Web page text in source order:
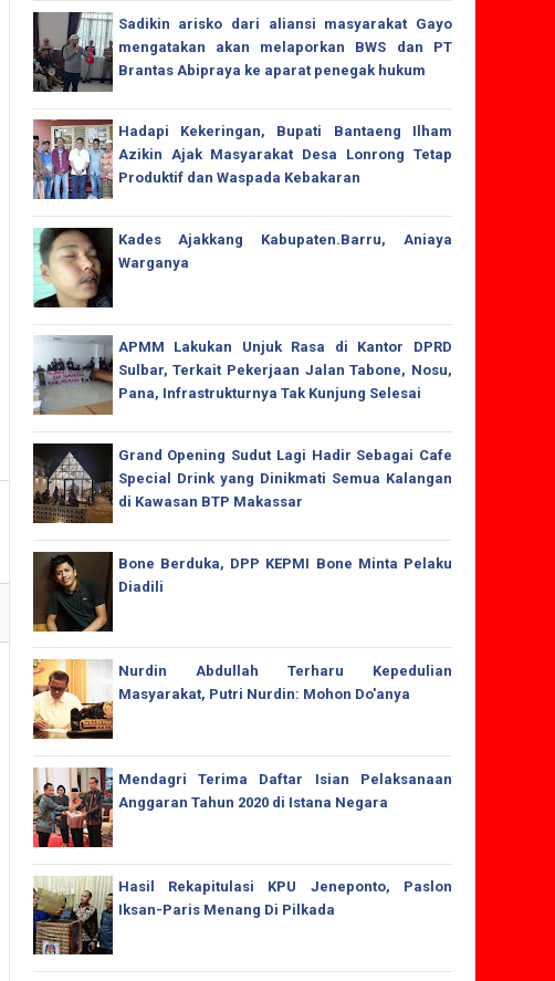
Sadikin arisko dari aliansi masyarakat Gayo
mengatakan akan melaporkan BWS dan PT
Brantas Abipraya ke aparat penegak hukum
Hadapi Kekeringan, Bupati Bantaeng Ilham
Azikin Ajak Masyarakat Desa Lonrong Tetap
Produktif dan Waspada Kebakaran
Kades Ajakkang Kabupaten.Barru, Aniaya
Warganya
APMM Lakukan Unjuk Rasa di Kantor DPRD
Sulbar, Terkait Pekerjaan Jalan Tabone, Nosu,
Pana, Infrastrukturnya Tak Kunjung Selesai
Grand Opening Sudut Lagi Hadir Sebagai Cafe
Special Drink yang Dinikmati Semua Kalangan
di Kawasan BTP Makassar
Bone Berduka, DPP KEPMI Bone Minta Pelaku
Diadili
Nurdin Abdullah Terharu Kepedulian
Masyarakat, Putri Nurdin: Mohon Do'anya
Mendagri Terima Daftar Isian Pelaksanaan
Anggaran Tahun 2020 di Istana Negara
Hasil Rekapitulasi KPU Jeneponto, Paslon
Iksan-Paris Menang Di Pilkada